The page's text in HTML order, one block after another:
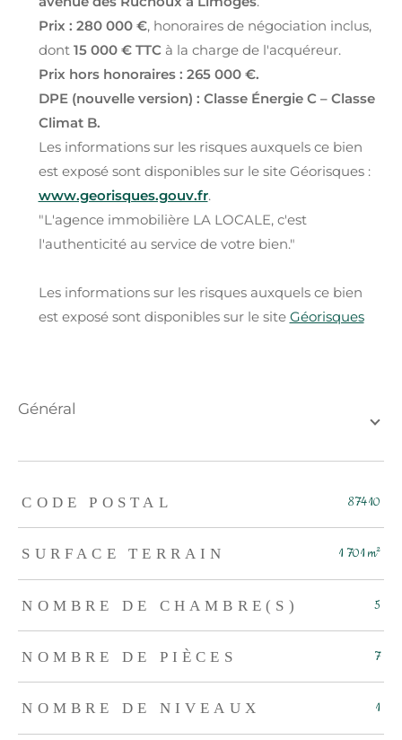
Prix : 280 000 €, honoraires de négociation inclus,
dont 15 000 € TTCà la charge de l'acquéreur.
Prix hors honoraires : 265 000 €.
DPE (nouvelle version) : Classe Énergie C – Classe
Climat B.
Les informations sur les risques auxquels ce bien
est exposé sont disponibles sur le site Géorisques :
www.georisques.gouv.fr.
"L'agence immobilière LA LOCALE, c'est
l'authenticité au service de votre bien."
Les informations sur les risques auxquels ce bien
est exposé sont disponibles sur le site Géorisques
général
TRAD_ZEPHYR_Caracteristique TRAD_ZEPHYR_Valeurs
CODE POSTAL 87410
SURFACE TERRAIN 1 701 m²
NOMBRE DE CHAMBRE(S) 5
NOMBRE DE PIÈCES 7
NOMBRE DE NIVEAUX 1